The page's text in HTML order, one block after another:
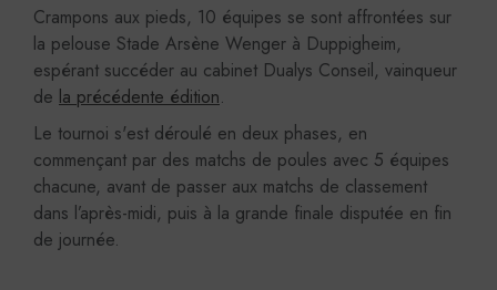
Crampons aux pieds, 10 équipes se sont affrontées sur
la pelouse Stade Arsène Wenger à Duppigheim,
espérant succéder au cabinet Dualys Conseil, vainqueur
de la précédente édition.
Le tournoi s'est déroulé en deux phases, en
commençant par des matchs de poules avec 5 équipes
chacune, avant de passer aux matchs de classement
dans l’après-midi, puis à la grande finale disputée en fin
de journée.